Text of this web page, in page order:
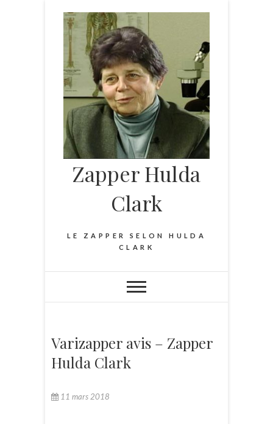
content
Zapper Hulda
Clark
LE ZAPPER SELON HULDA
CLARK
Varizapper avis – Zapper
Hulda Clark
11 mars 2018